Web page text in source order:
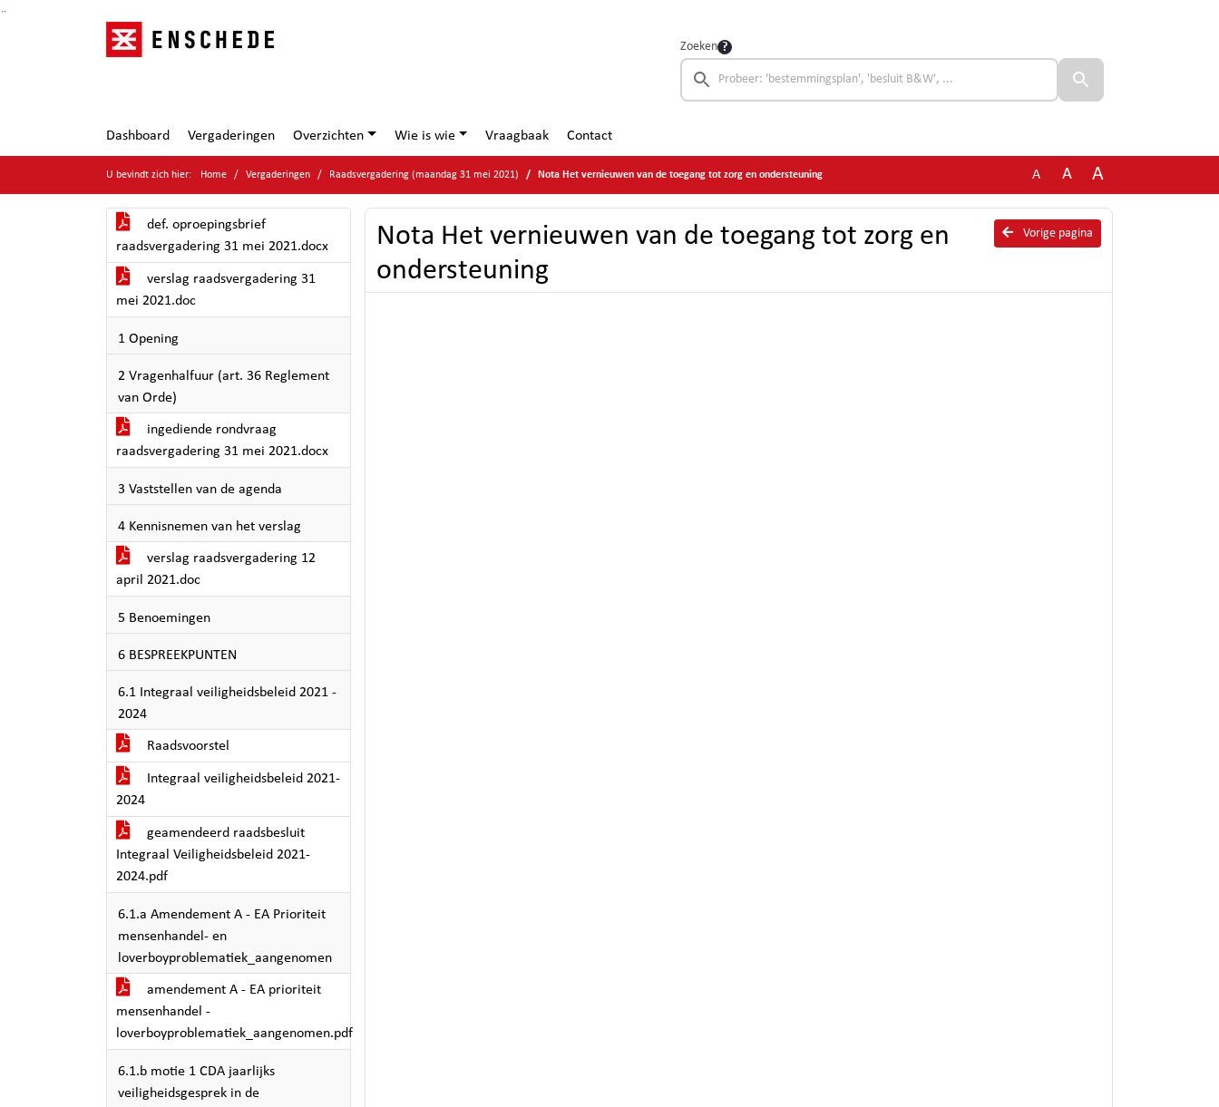
Ga naar de inhoud van deze pagina
Ga naar het zoeken
Ga naar het menu
Zoeken
Dashboard Vergaderingen Overzichten Wie is wie Vraagbaak Contact
U bevindt zich hier: Home Vergaderingen Raadsvergadering (maandag 31 mei 2021) Nota Het vernieuwen van de toegang tot zorg en ondersteuning A A A
def. oproepingsbrief
raadsvergadering 31 mei 2021.docx
verslag raadsvergadering 31
mei 2021.doc
1 Opening
2 Vragenhalfuur (art. 36 Reglement
van Orde)
ingediende rondvraag
raadsvergadering 31 mei 2021.docx
3 Vaststellen van de agenda
4 Kennisnemen van het verslag
verslag raadsvergadering 12
april 2021.doc
5 Benoemingen
6 BESPREEKPUNTEN
6.1 Integraal veiligheidsbeleid 2021 -
2024
Raadsvoorstel
Integraal veiligheidsbeleid 2021-
2024
geamendeerd raadsbesluit
Integraal Veiligheidsbeleid 2021-
2024.pdf
6.1.a Amendement A - EA Prioriteit
mensenhandel- en
loverboyproblematiek_aangenomen
amendement A - EA prioriteit
mensenhandel -
loverboyproblematiek_aangenomen.pdf
6.1.b motie 1 CDA jaarlijks
veiligheidsgesprek in de
Vorige pagina
Nota Het vernieuwen van de toegang tot zorg en
ondersteuning